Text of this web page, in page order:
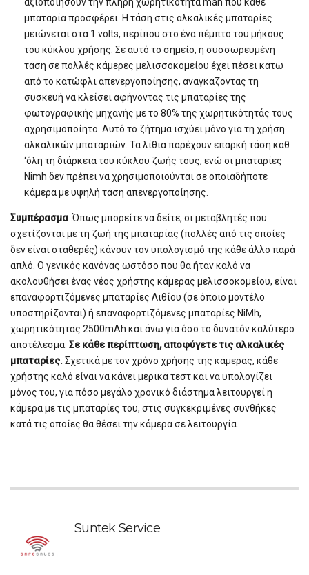
μπαταρία προσφέρει. Η τάση στις αλκαλικές μπαταρίες
μειώνεται στα 1 volts, περίπου στο ένα πέμπτο του μήκους
του κύκλου χρήσης. Σε αυτό το σημείο, η συσσωρευμένη
τάση σε πολλές κάμερες μελισσοκομείου έχει πέσει κάτω
από το κατώφλι απενεργοποίησης, αναγκάζοντας τη
συσκευή να κλείσει αφήνοντας τις μπαταρίες της
φωτογραφικής μηχανής με το 80% της χωρητικότητάς τους
αχρησιμοποίητο. Αυτό το ζήτημα ισχύει μόνο για τη χρήση
αλκαλικών μπαταριών. Τα λίθια παρέχουν επαρκή τάση καθ
‘όλη τη διάρκεια του κύκλου ζωής τους, ενώ οι μπαταρίες
Nimh δεν πρέπει να χρησιμοποιούνται σε οποιαδήποτε
κάμερα με υψηλή τάση απενεργοποίησης.
Συμπέρασμα .Όπως μπορείτε να δείτε, οι μεταβλητές που
σχετίζονται με τη ζωή της μπαταρίας (πολλές από τις οποίες
δεν είναι σταθερές) κάνουν τον υπολογισμό της κάθε άλλο παρά
απλό. Ο γενικός κανόνας ωστόσο που θα ήταν καλό να
ακολουθήσει ένας νέος χρήστης κάμερας μελισσοκομείου, είναι
επαναφορτιζόμενες μπαταρίες Λιθίου (σε όποιο μοντέλο
υποστηρίζονται) ή επαναφορτιζόμενες μπαταρίες NiMh,
χωρητικότητας 2500mAh και άνω για όσο το δυνατόν καλύτερο
αποτέλεσμα. Σε κάθε περίπτωση, αποφύγετε τις αλκαλικές
μπαταρίες. Σχετικά με τον χρόνο χρήσης της κάμερας, κάθε
χρήστης καλό είναι να κάνει μερικά τεστ και να υπολογίζει
μόνος του, για πόσο μεγάλο χρονικό διάστημα λειτουργεί η
κάμερα με τις μπαταρίες του, στις συγκεκριμένες συνθήκες
κατά τις οποίες θα θέσει την κάμερα σε λειτουργία.
Suntek Service